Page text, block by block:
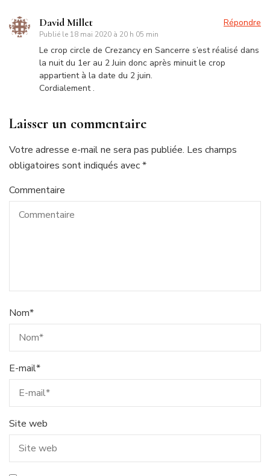
David Millet
Publié le 18 mai 2020 à 20 h 05 min
Répondre
Le crop circle de Crezancy en Sancerre s’est réalisé dans
la nuit du 1er au 2 Juin donc après minuit le crop
appartient à la date du 2 juin.
Cordialement .
Laisser un commentaire
Votre adresse e-mail ne sera pas publiée. Les champs
obligatoires sont indiqués avec*
Commentaire
Nom*
E-mail*
Site web